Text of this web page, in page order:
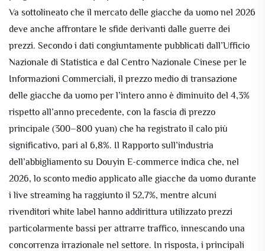
Va sottolineato che il mercato delle giacche da uomo nel 2026
deve anche affrontare le sfide derivanti dalle guerre dei
prezzi. Secondo i dati congiuntamente pubblicati dall’Ufficio
Nazionale di Statistica e dal Centro Nazionale Cinese per le
Informazioni Commerciali, il prezzo medio di transazione
delle giacche da uomo per l’intero anno è diminuito del 4,3%
rispetto all’anno precedente, con la fascia di prezzo
principale (300–800 yuan) che ha registrato il calo più
significativo, pari al 6,8%. Il Rapporto sull’industria
dell’abbigliamento su Douyin E-commerce indica che, nel
2026, lo sconto medio applicato alle giacche da uomo durante
i live streaming ha raggiunto il 52,7%, mentre alcuni
rivenditori white label hanno addirittura utilizzato prezzi
particolarmente bassi per attrarre traffico, innescando una
concorrenza irrazionale nel settore. In risposta, i principali